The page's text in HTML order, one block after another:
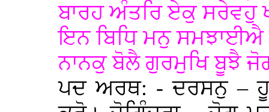
ਬਾਰਹ ਅੰਤਰਿ ਏਕੁ
ਇਨ ਬਿਧਿ ਮਨੁ ਸਮਝਾਈਐ
ਨਾਨਕੁ ਬੋਲੈ ਗੁਰਮੁਖਿ ਬੂਝੈ
ਪਦ ਅਰਥ: - ਦਰਸਨੁ – ਹੂ